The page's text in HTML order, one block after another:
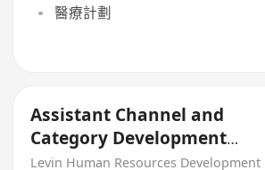
醫療計劃
Assistant Channel and
Category Development
Manager (Food Services) –